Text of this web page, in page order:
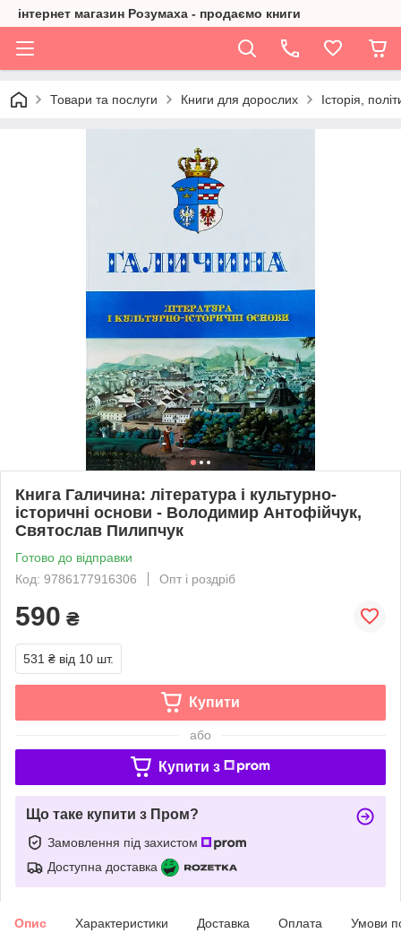
інтернет магазин Розумаха - продаємо книги
Товари та послуги Книги для дорослих Історія,
Книга Галичина: література і культурно-
історичні основи - Володимир Антофійчук,
Святослав Пилипчук
Готово до відправки
Код: 9786177916306
Опт і роздріб
590 ₴
531 ₴ від 10 шт.
Купити
або
Купити з
Що таке купити з Пром?
Замовлення під захистом
Доступна доставка
Опис Характеристики Доставка Оплата Умови